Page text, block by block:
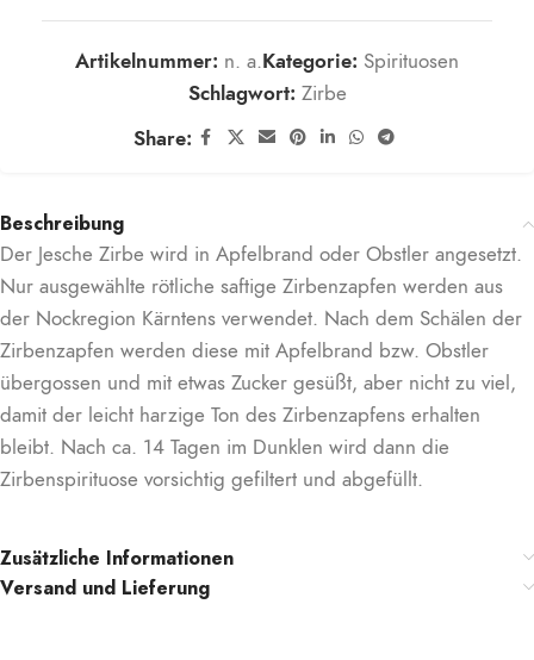
Artikelnummer: n. a.Kategorie: Spirituosen
Schlagwort: Zirbe
Share:
Beschreibung
Der Jesche Zirbe wird in Apfelbrand oder Obstler angesetzt.
Nur ausgewählte rötliche saftige Zirbenzapfen werden aus
der Nockregion Kärntens verwendet. Nach dem Schälen der
Zirbenzapfen werden diese mit Apfelbrand bzw. Obstler
übergossen und mit etwas Zucker gesüßt, aber nicht zu viel,
damit der leicht harzige Ton des Zirbenzapfens erhalten
bleibt. Nach ca. 14 Tagen im Dunklen wird dann die
Zirbenspirituose vorsichtig gefiltert und abgefüllt.
Zusätzliche Informationen
Versand und Lieferung